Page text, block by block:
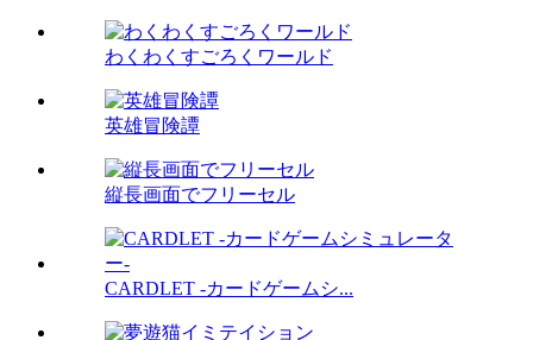
わくわくすごろくワールド
英雄冒険譚
縦長画面でフリーセル
CARDLET -カードゲームシ...